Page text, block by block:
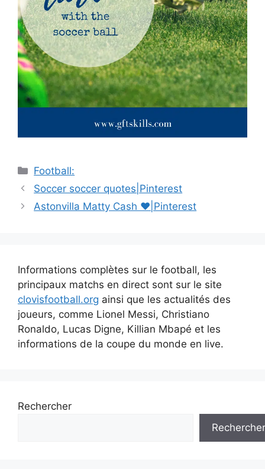
Catégories
Football:
Navigation
des
Soccer soccer quotes|Pinterest
Astonvilla Matty Cash ❤|Pinterest
Informations complètes sur le football, les
principaux matchs en direct sont sur le site
clovisfootball.org ainsi que les actualités des
joueurs, comme Lionel Messi, Christiano
Ronaldo, Lucas Digne, Killian Mbapé et les
informations de la coupe du monde en live.
Rechercher
Rechercher